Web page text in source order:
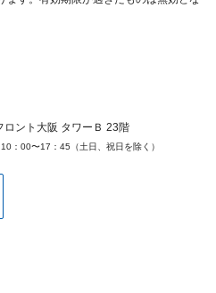
Amazon
Yahoo!
ント大阪 タワーＢ 23階
：00〜17：45（土日、祝日を除く）